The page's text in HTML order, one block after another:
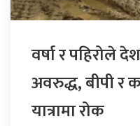
वर्षा र पहिरोले
अवरुद्ध, बीपी र
यात्रामा रोक